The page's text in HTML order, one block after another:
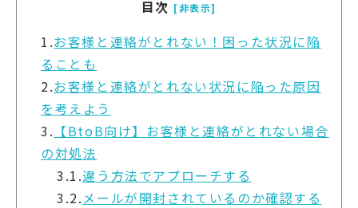
目次 [非表示]
1.お客様と連絡がとれない！困った状況に陥
ることも
2.お客様と連絡がとれない状況に陥った原因
を考えよう
3. 【BtoB向け】お客様と連絡がとれない場合
の対処法
3.1.違う方法でアプローチする
3.2.メールが開封されているのか確認する